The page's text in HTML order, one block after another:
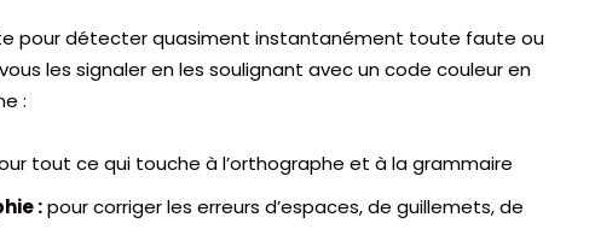
pour détecter quasiment instantanément toute faute ou
les signaler en les soulignant avec un code couleur en
:
tout ce qui touche à l’orthographe et à la grammaire
:pour corriger les erreurs d’espaces, de guillemets, de